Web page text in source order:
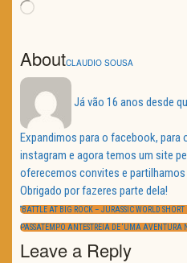
Loading…
AboutCLAUDIO SOUSA
Já vão 16 anos desde
Expandimos para o facebook,
instagram e agora temos um site
oferecemos convites e
Obrigado por fazeres parte dela!
Navegação
de
artigos
PREVIOUS
“BATTLE AT BIG ROCK – JURASSIC WORLD
NEXT
PASSATEMPO ANTESTREIA DE ‘UMA AVENTURA
Leave a Reply